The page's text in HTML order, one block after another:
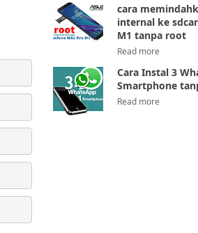
cara
internal ke
M1 tanpa root
Cara Instal 3
Smartphone